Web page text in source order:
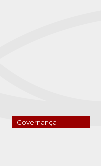
Governança